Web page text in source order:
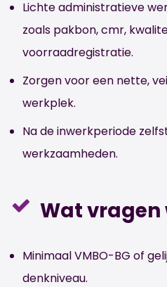
Lichte administratieve
zoals pakbon, cmr,
voorraadregistratie.
Zorgen voor een nette,
werkplek.
Na de inwerkperiode
werkzaamheden.
Wat vragen
Minimaal VMBO-BG of
denkniveau.